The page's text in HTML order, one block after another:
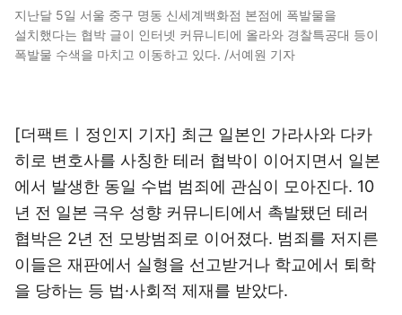
지난달 5일 서울 중구 명동 신세계백화점 본점에 폭발물을
설치했다는 협박 글이 인터넷 커뮤니티에 올라와 경찰특공대 등이
폭발물 수색을 마치고 이동하고 있다. /서예원 기자
[더팩트ㅣ정인지 기자] 최근 일본인 가라사와 다카
히로 변호사를 사칭한 테러 협박이 이어지면서 일본
에서 발생한 동일 수법 범죄에 관심이 모아진다. 10
년 전 일본 극우 성향 커뮤니티에서 촉발됐던 테러
협박은 2년 전 모방범죄로 이어졌다. 범죄를 저지른
이들은 재판에서 실형을 선고받거나 학교에서 퇴학
을 당하는 등 법·사회적 제재를 받았다.